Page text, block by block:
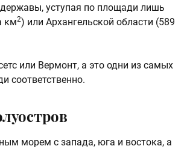
уступая по площади лишь
км2) или Архангельской области (589
или Вермонт, а это одни из самых
соответственно.
морем с запада, юга и востока, а